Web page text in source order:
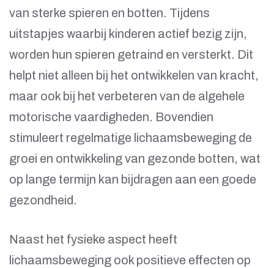
van sterke spieren en botten. Tijdens
uitstapjes waarbij kinderen actief bezig zijn,
worden hun spieren getraind en versterkt. Dit
helpt niet alleen bij het ontwikkelen van kracht,
maar ook bij het verbeteren van de algehele
motorische vaardigheden. Bovendien
stimuleert regelmatige lichaamsbeweging de
groei en ontwikkeling van gezonde botten, wat
op lange termijn kan bijdragen aan een goede
gezondheid.
Naast het fysieke aspect heeft
lichaamsbeweging ook positieve effecten op